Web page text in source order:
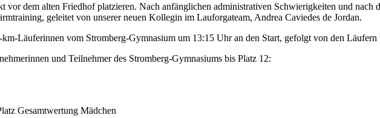
dem alten Friedhof platzieren. Nach anfänglichen administrativen Schwierigkeiten und nach
geleitet von unserer neuen Kollegin im Lauforgateam, Andrea Caviedes de Jordan.
Läuferinnen vom Stromberg-Gymnasium um 13:15 Uhr an den Start, gefolgt von den
und Teilnehmer des Stromberg-Gymnasiums bis Platz 12:
Gesamtwertung Mädchen